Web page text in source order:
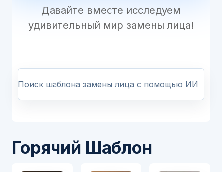
Давайте вместе исследуем
удивительный мир замены лица!
Горячий Шаблон